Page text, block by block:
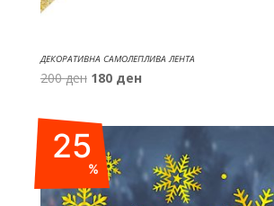
ДЕКОРАТИВНА САМОЛЕПЛИВА ЛЕНТА
200ден Original
was:
200 ден.
180 денCurrent
180 ден.
25
%